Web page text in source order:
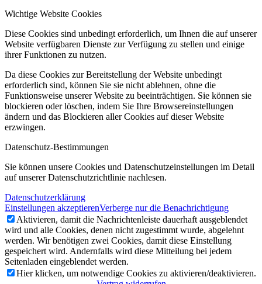
Wichtige Website Cookies
Diese Cookies sind unbedingt erforderlich, um Ihnen die auf unserer
Website verfügbaren Dienste zur Verfügung zu stellen und einige
ihrer Funktionen zu nutzen.
Da diese Cookies zur Bereitstellung der Website unbedingt
erforderlich sind, können Sie sie nicht ablehnen, ohne die
Funktionsweise unserer Website zu beeinträchtigen. Sie können sie
blockieren oder löschen, indem Sie Ihre Browsereinstellungen
ändern und das Blockieren aller Cookies auf dieser Website
erzwingen.
Datenschutz-Bestimmungen
Sie können unsere Cookies und Datenschutzeinstellungen im Detail
auf unserer Datenschutzrichtlinie nachlesen.
Datenschutzerklärung
Einstellungen akzeptierenVerberge nur die Benachrichtigung
Aktivieren, damit die Nachrichtenleiste dauerhaft ausgeblendet
wird und alle Cookies, denen nicht zugestimmt wurde, abgelehnt
werden. Wir benötigen zwei Cookies, damit diese Einstellung
gespeichert wird. Andernfalls wird diese Mitteilung bei jedem
Seitenladen eingeblendet werden.
Hier klicken, um notwendige Cookies zu aktivieren/deaktivieren.